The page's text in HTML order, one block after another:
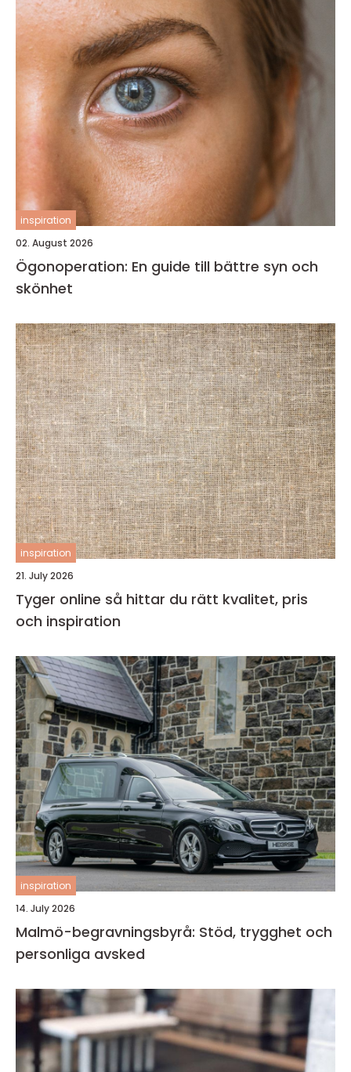
inspiration
02. August 2026
Ögonoperation: En guide till bättre syn och
skönhet
inspiration
21. July 2026
Tyger online så hittar du rätt kvalitet, pris
och inspiration
inspiration
14. July 2026
Malmö-begravningsbyrå: Stöd, trygghet och
personliga avsked